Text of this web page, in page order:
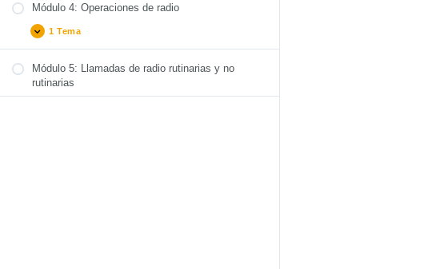
Módulo 4: Operaciones de radio
1 Tema
Problemas de radio / fallas
Módulo 5: Llamadas de radio rutinarias y no
rutinarias